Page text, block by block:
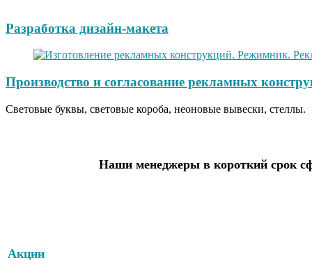
Разработка дизайн-макета
Производство и согласование рекламных
Световые буквы, световые короба, неоновые вывески, стеллы.
Наши менеджеры в короткий срок
Акции